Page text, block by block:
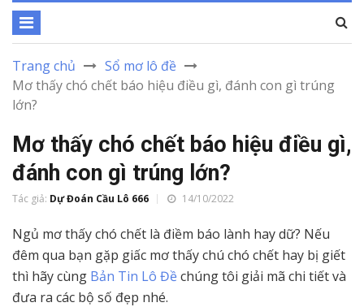
Trang chủ
Sổ mơ lô đề
Mơ thấy chó chết báo hiệu điều gì, đánh con gì trúng
lớn?
Mơ thấy chó chết báo hiệu điều gì,
đánh con gì trúng lớn?
Tác giả: Dự Đoán Cầu Lô 666 14/10/2022
Ngủ mơ thấy chó chết là điềm báo lành hay dữ? Nếu
đêm qua bạn gặp giấc mơ thấy chú chó chết hay bị giết
thì hãy cùng Bản Tin Lô Đềchúng tôi giải mã chi tiết và
đưa ra các bộ số đẹp nhé.